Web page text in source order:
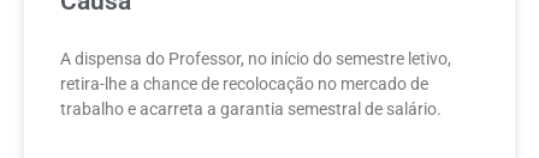
A dispensa do Professor, no início do semestre letivo,
retira-lhe a chance de recolocação no mercado de
trabalho e acarreta a garantia semestral de salário.